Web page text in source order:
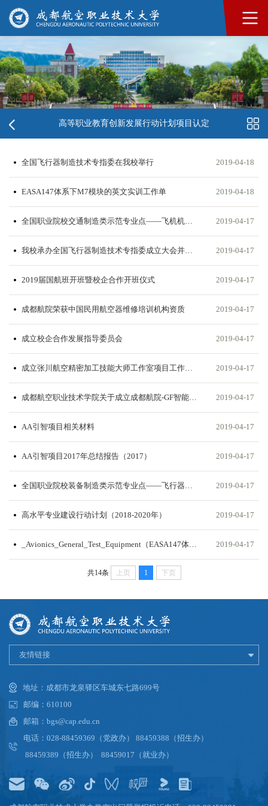
高等职业教育创新发展行动计划项目认定
全国飞行器制造技术专指委在我校举行 2019-04-18
EASA147体系下M7模块的英文实训工作单 2019-04-18
全国职业院校交通制造类示范专业点——飞机机电设备维修 2019-04-17
我校承办全国飞行器制造技术专指委成立大会并当选为主任委员单位 2019-04-17
2019届国航班开班暨校企合作开班仪式 2019-04-17
成都航院荣获中国民用航空器维修培训机构资质 2019-04-17
成立校企合作发展指导委员会 2019-04-17
成立张川航空精密加工技能大师工作室项目工作小组的通知 2019-04-17
成都航空职业技术学院关于成立成都航院-GF智能制造技术实训基地工作领导小组的通知 2019-04-17
AA引智项目相关材料 2019-04-17
AA引智项目2017年总结报告（2017） 2019-04-17
全国职业院校装备制造类示范专业点——飞行器制造技术 2019-04-17
高水平专业建设行动计划（2018-2020年） 2019-04-17
_Avionics_General_Test_Equipment（EASA147体系下M7模块的英文实训题库） 2019-04-17
共14条 上页 1 下页
友情链接
地址：成都市龙泉驿区车城东七路699号
邮编：610100
邮箱：bgs@cap.edu.cn
电话：028-88459369（党政办） 88459388（招生办）
88459389（招生办） 88459017（就业办）